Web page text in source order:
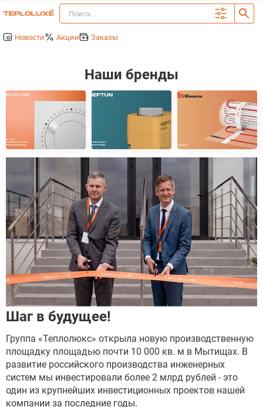
Новости Акции Заказы
Наши бренды
Шаг в будущее!
Группа «Теплолюкс» открыла новую производственную
площадку площадью почти 10 000 кв. м в Мытищах. В
развитие российского производства инженерных
систем мы инвестировали более 2 млрд рублей - это
один из крупнейших инвестиционных проектов нашей
компании за последние годы.